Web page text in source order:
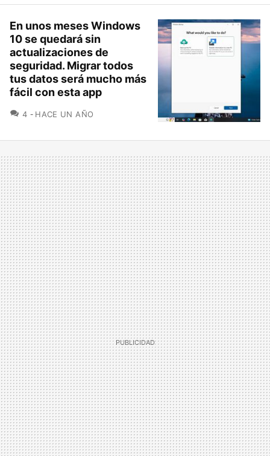
En unos meses Windows
10 se quedará sin
actualizaciones de
seguridad. Migrar todos
tus datos será mucho más
fácil con esta app
4 COMENTARIOS
HACE UN AÑO